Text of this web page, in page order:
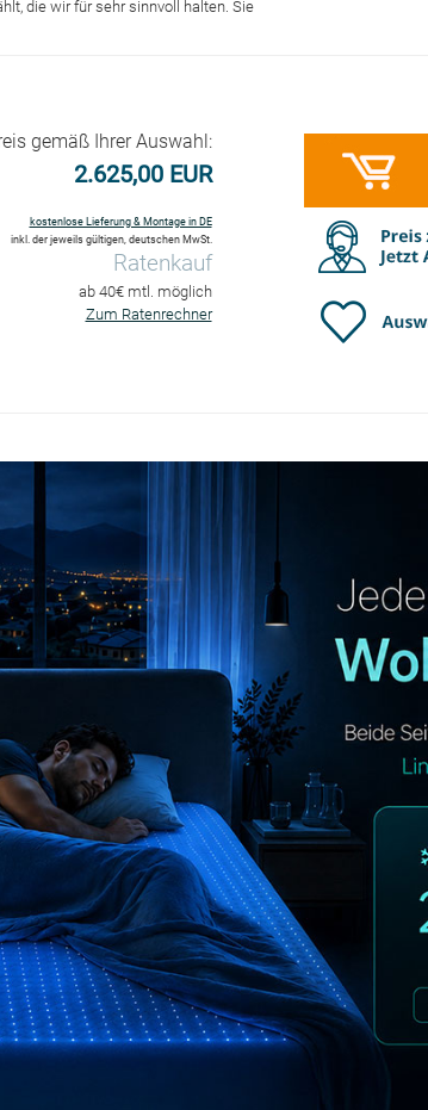
die wir für sehr sinnvoll halten. Sie
gemäß Ihrer Auswahl:
2.625,00 EUR
kostenlose Lieferung & Montage in DE
inkl. der jeweils gültigen, deutschen MwSt.
Ratenkauf
ab 40€ mtl. möglich
Zum Ratenrechner